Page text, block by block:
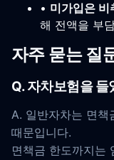
• 미가입은 비
해 전액을 부
자주 묻는 질
Q. 자차보험을
A. 일반자차는 면책
때문입니다.
면책금 한도까지는